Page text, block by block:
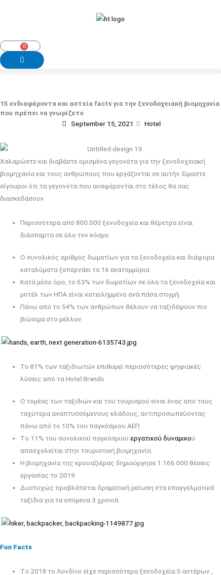
0
Cart
15 ενδιαφέροντα και αστεία facts για την ξενοδοχειακή βιομηχανία
που πρέπει να γνωρίζετε
September 15, 2021
Hotel
Xαλαρώστε και διαβάστε ορισμένα γεγονότα για την ξενοδοχειακή
βιομηχανία και τους ανθρώπους που εργάζονται σε αυτήν. Ειμαστε
σίγουροι ότι τα γεγονότα που αναφέρονται στο τέλος θα σας
διασκεδάσουν
Περισσότερα από 800.000 ξενοδοχεία και θέρετρα είναι
διάσπαρτα σε όλο τον κόσμο.
Ο συνολικός αριθμός δωματίων για τα ξενοδοχεία και διάφορα
καταλύματα ξεπερνάει τα 16 εκατομμύρια
Κατά μέσο όρο, το 63% των δωματίων σε όλα τα ξενοδοχεία και
μοτέλ των ΗΠΑ είναι κατειλημμένο ανά πάσα στιγμή.
Πάνω από το 54% των ανθρώπων θέλουν να ταξιδέψουν πιο
βιώσιμα στο μέλλον.
Το 81% των ταξιδιωτών επιθυμεί περισσότερες ψηφιακές
λύσεις από τα Hotel Brands
Ο τομέας των ταξιδιών και του τουρισμού είναι ένας από τους
ταχύτερα αναπτυσσόμενους κλάδους, αντιπροσωπεύοντας
πάνω από το 10% του παγκόσμιου ΑΕΠ
Tο 11% του συνολικού παγκόσμιουεργατικού δυναμικού
απασχολείται στην τουριστική βιομηχανία.
Η βιομηχανία της κρουαζιέρας δημιούργησε 1.166.000 θέσεις
εργασίας το 2019
Δυστυχώς προβλέπεται δραματική μείωση στα επαγγελματικά
ταξίδια για τα επόμενα 3 χρονιά
Fun Facts
Tο 2018 το Λονδίνο είχε περισσότερα ξενοδοχεία 5 αστέρων ,